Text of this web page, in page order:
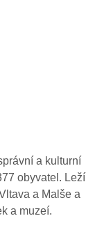
a kulturní
obyvatel. Leží
a Malše a
a muzeí.